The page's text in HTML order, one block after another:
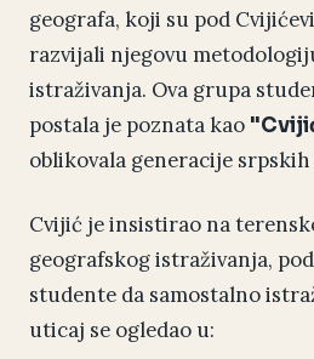
geografa, koji su pod
razvijali njegovu
istraživanja. Ova grupa
postala je poznata kao
oblikovala generacije srpskih
Cvijić je insistirao na
geografskog istraživanja,
studente da samostalno
uticaj se ogledao u: